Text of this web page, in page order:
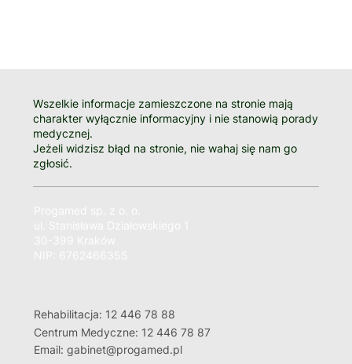
Wszelkie informacje zamieszczone na stronie mają
charakter wyłącznie informacyjny i nie stanowią porady
medycznej.
Jeżeli widzisz błąd na stronie, nie wahaj się nam go
zgłosić.
Rehabilitacja: 12 446 78 88
Centrum Medyczne: 12 446 78 87
Email: gabinet@progamed.pl